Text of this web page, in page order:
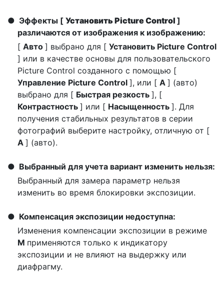
Эффекты [ Установить Picture Control ]
различаются от изображения к изображению:
[ Авто ] выбрано для [ Установить Picture Control
] или в качестве основы для пользовательского
Picture Control созданного с помощью [
Управление Picture Control ], или [ A ] (авто)
выбрано для [ Быстрая резкость ], [
Контрастность ] или [ Насыщенность ]. Для
получения стабильных результатов в серии
фотографий выберите настройку, отличную от [
A ] (авто).
Выбранный для учета вариант изменить нельзя:
Выбранный для замера параметр нельзя
изменить во время блокировки экспозиции.
Компенсация экспозиции недоступна:
Изменения компенсации экспозиции в режиме
M применяются только к индикатору
экспозиции и не влияют на выдержку или
диафрагму.